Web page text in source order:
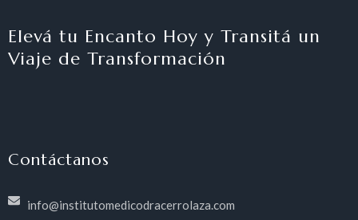
Elevá tu Encanto Hoy y Transitá un
Viaje de Transformación
Contáctanos
info@institutomedicodracerrolaza.com